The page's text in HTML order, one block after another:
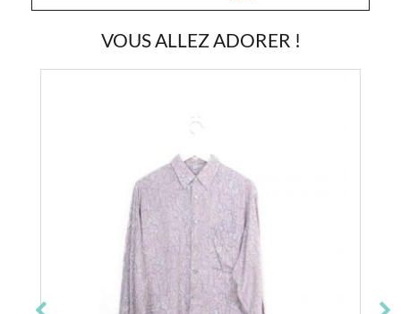
VOUS ALLEZ ADORER !